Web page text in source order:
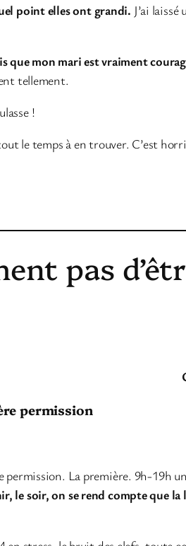
point elles ont grandi. J’ai
que mon mari est vraiment
tellement.
!
le temps à en trouver. C’est
pas
permission
La première. 9h-19h
soir, on se rend compte que la